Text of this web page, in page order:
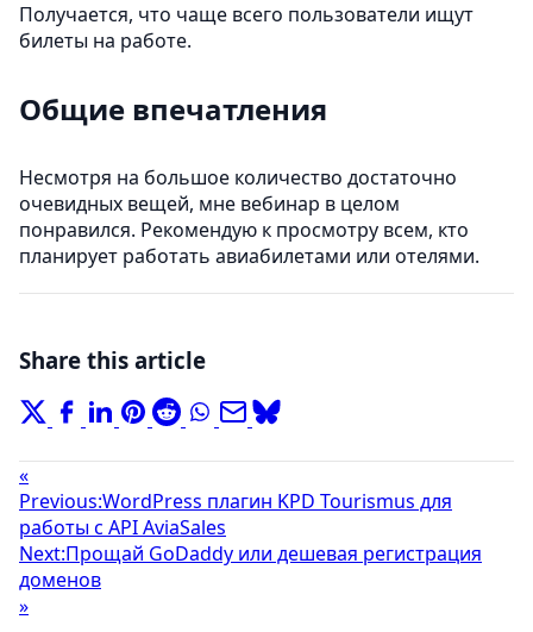
Получается, что чаще всего пользователи ищут
билеты на работе.
Общие впечатления
Несмотря на большое количество достаточно
очевидных вещей, мне вебинар в целом
понравился. Рекомендую к просмотру всем, кто
планирует работать авиабилетами или отелями.
Share this article
«
Previous:WordPress плагин KPD Tourismus для
работы с API AviaSales
Next:Прощай GoDaddy или дешевая регистрация
доменов
»